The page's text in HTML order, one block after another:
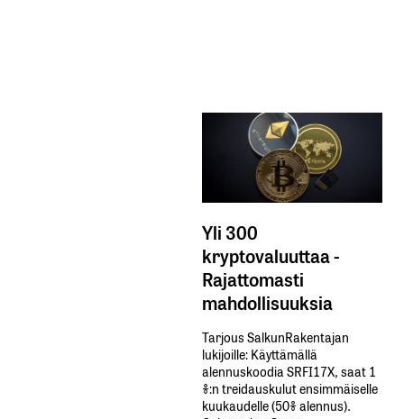
Yli 300
kryptovaluuttaa -
Rajattomasti
mahdollisuuksia
Tarjous SalkunRakentajan
lukijoille: Käyttämällä​ ​
alennuskoodia​ ​SRFI17X,​ ​saat​ ​1
%:n treidauskulut​ ​ensimmäiselle​ ​
kuukaudelle​ ​(50%​ ​alennus).